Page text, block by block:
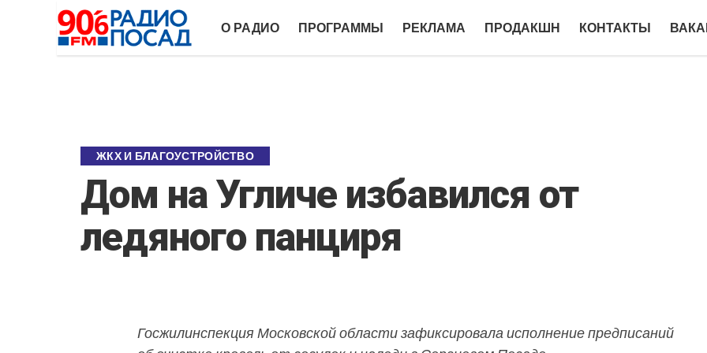
О РАДИО ПРОГРАММЫ РЕКЛАМА ПРОДАКШН КОНТАКТЫ
ЖКХ И БЛАГОУСТРОЙСТВО
Дом на Угличе избавился от
ледяного панциря
Госжилинспекция Московской области зафиксировала исполнение предписаний